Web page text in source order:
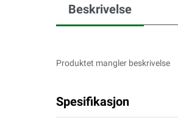
Beskrivelse
Produktet mangler beskrivelse
Spesifikasjon